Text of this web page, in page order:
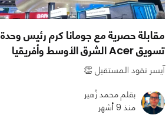
مقابلة حصرية مع جومانا كرم رئيس وحدة
تسويق Acer الشرق الأوسط وأفريقيا
آيسر تقود المستقبل 👏
بقلم محمد زُهير
منذ 9 أشهر